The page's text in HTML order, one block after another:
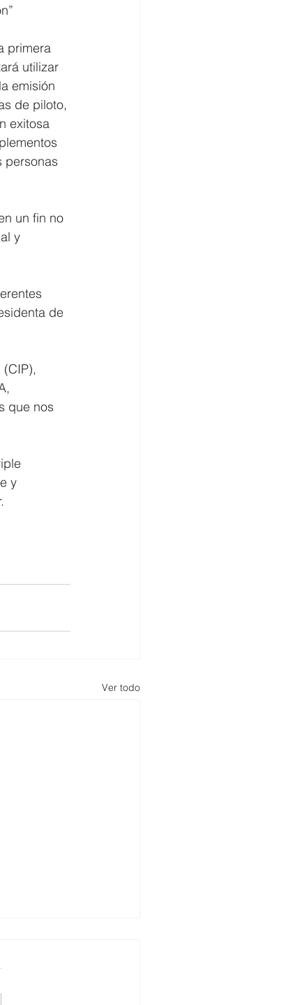
primera
utilizar
emisión
de piloto,
exitosa
personas
un fin no
y
de
que nos
y
Ver todo